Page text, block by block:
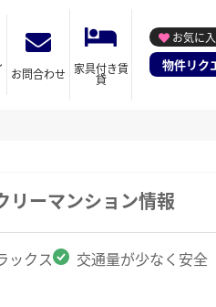
お問合わせ 家具付き賃
貸
お気に
物件リク
リーマンション情報
ックス
交通量が少なく安全